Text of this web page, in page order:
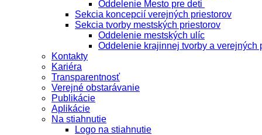
Oddelenie Mesto pre deti
Sekcia koncepcií verejných priestorov
Sekcia tvorby mestských priestorov
Oddelenie mestských ulíc
Oddelenie krajinnej tvorby a verejných
Kontakty
Kariéra
Transparentnosť
Verejné obstarávanie
Publikácie
Aplikácie
Na stiahnutie
Logo na stiahnutie